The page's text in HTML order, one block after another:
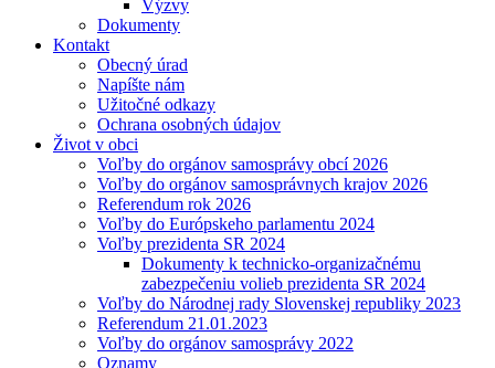
Výzvy
Dokumenty
Kontakt
Obecný úrad
Napíšte nám
Užitočné odkazy
Ochrana osobných údajov
Život v obci
Voľby do orgánov samosprávy obcí 2026
Voľby do orgánov samosprávnych krajov 2026
Referendum rok 2026
Voľby do Európskeho parlamentu 2024
Voľby prezidenta SR 2024
Dokumenty k technicko-organizačnému
zabezpečeniu volieb prezidenta SR 2024
Voľby do Národnej rady Slovenskej republiky 2023
Referendum 21.01.2023
Voľby do orgánov samosprávy 2022
Oznamy